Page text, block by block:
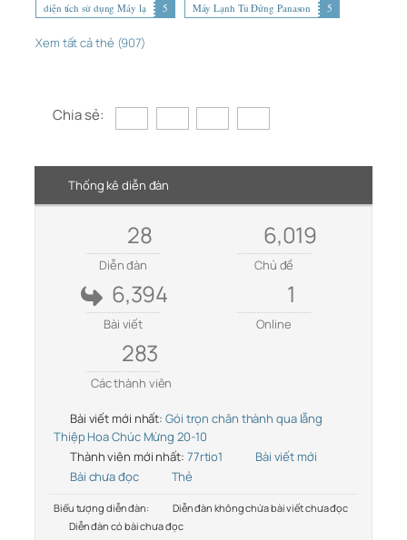
diện tích sử dụng Máy lạ
5 Máy Lạnh Tủ Đứng Panason 5
Xem tất cả thẻ (907)
Chia sẻ:
Thống kê diễn đàn
28
Diễn đàn
6,019
Chủ đề
6,394
Bài viết
1
Online
283
Các thành viên
Bài viết mới nhất: Gói trọn chân thành qua lẵng
Thiệp Hoa Chúc Mừng 20-10
Thành viên mới nhất: 77rtio1
Bài viết mới
Bài chưa đọc
Thẻ
Biểu tượng diễn đàn:
Diễn đàn không chứa bài viết chưa đọc
Diễn đàn có bài chưa đọc